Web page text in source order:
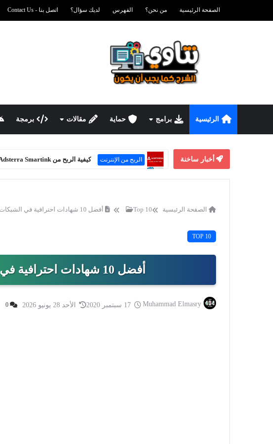
الصفحة الرئيسية من نحن؟ الفهرس لديك سؤال؟ اتصل بنا - Contact Us
الرئيسية برامج حماية مقالات برمجة
أخبار ساخنة أندرويد كيفية إزالة الإعلانات من الهاتف بشكل نهائي 2026
الصفحة الرئيسية Top 10 أفضل 10 شهادات احترافية في الشبكات 2026
TOP 10
أفضل 10 شهادات احترافية في الشبكات 2026
Muhammad Elmasry الأحد 28 يونيو 2026 0